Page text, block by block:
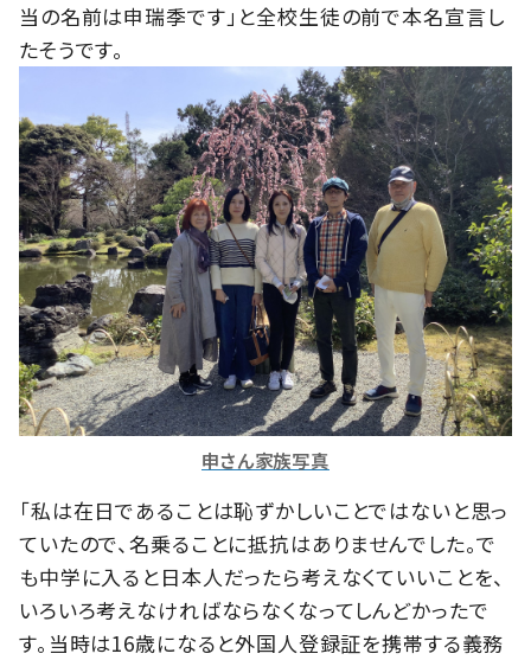
当の名前は申瑞季です」と全校生徒の前で本名宣言し
たそうです。
申さん家族写真
「私は在日であることは恥ずかしいことではないと思っ
ていたので、名乗ることに抵抗はありませんでした。で
も中学に入ると日本人だったら考えなくていいことを、
いろいろ考えなければならなくなってしんどかったで
す。当時は16歳になると外国人登録証を携帯する義務